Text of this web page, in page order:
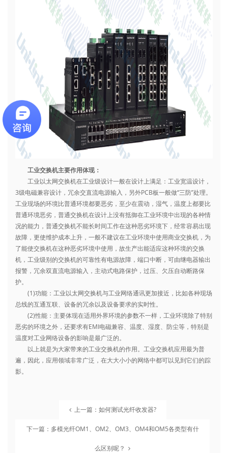
工业交换机主要作用体现：
工业以太网交换机在工业级设计一般在设计上满足：工业宽温设计，
3级电磁兼容设计，冗余交直流电源输入，另外PCB板一般做“三防”处理。
工业现场的环境比普通环境都要恶劣，至少在震动，湿气，温度上都要比
普通环境恶劣，普通交换机在设计上没有抵御在工业环境中出现的各种情
况的能力，普通交换机不能长时间工作在这种恶劣环境下，经常容易出现
故障，更使维护成本上升，一般不建议在工业环境中使用商业交换机，为
了能使交换机在这种恶劣环境中使用，故生产出能适应这种环境的交换
机，工业级别的交换机的可靠性有电源故障，端口中断，可由继电器输出
报警，冗余双直流电源输入，主动式电路保护，过压、欠压自动断路保
护。
(1)功能：工业以太网交换机与工业网络通讯更加接近，比如各种现场
总线的互通互联、设备的冗余以及设备要求的实时性。
(2)性能：主要体现在适用外界环境的参数不一样，工业环境除了特别
恶劣的环境之外，还要求有EMI电磁兼容、温度、湿度、防尘等，特别是
温度对工业网络设备的影响是最广泛的。
以上就是为大家带来的工业交换机的作用。工业交换机应用最为普
遍，因此，应用领域非常广泛，在大大小小的网络中都可以见到它们的踪
影。
上一篇：如何测试光纤收发器?
下一篇：多模光纤OM1、OM2、OM3、OM4和OM5各类型有什
么区别呢？